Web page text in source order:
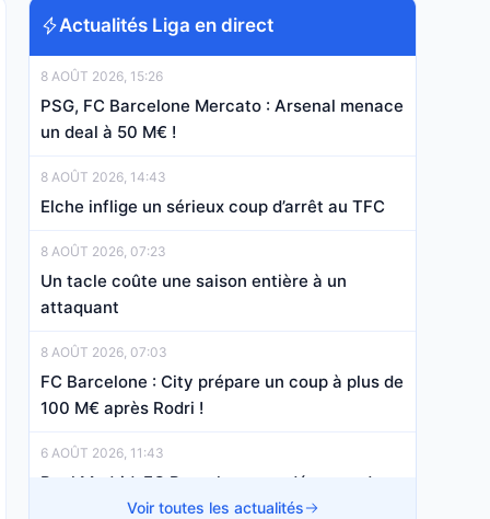
Actualités Liga en direct
8 AOÛT 2026, 15:26
PSG, FC Barcelone Mercato : Arsenal menace
un deal à 50 M€ !
8 AOÛT 2026, 14:43
Elche inflige un sérieux coup d’arrêt au TFC
8 AOÛT 2026, 07:23
Un tacle coûte une saison entière à un
attaquant
8 AOÛT 2026, 07:03
FC Barcelone : City prépare un coup à plus de
100 M€ après Rodri !
6 AOÛT 2026, 11:43
Real Madrid, FC Barcelone : un désaccord
financier bloque le dossier Rodri !
Voir toutes les actualités